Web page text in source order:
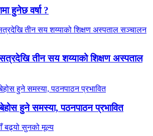
हुनेछ वर्षा ?
सत्रदेखि तीन सय शय्याको शिक्षण अस्पताल
बेहोस हुने समस्या, पठनपाठन प्रभावित